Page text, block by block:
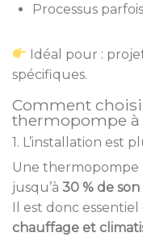
Processus
Idéal pour :
spécifiques.
Comment
thermopompe à
1. L’installation est
Une
jusqu’à 30 % de
Il est donc
chauffage et